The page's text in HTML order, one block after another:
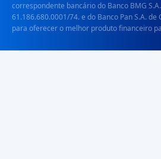
correspondente bancário do Banco BMG
61.186.680.0001/74. e do Banco Pan S.A. de
para oferecer o melhor produto financeiro